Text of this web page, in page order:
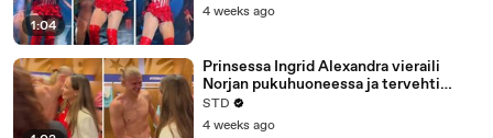
1:04
4 weeks ago
Prinsessa Ingrid Alexandra vieraili
Norjan pukuhuoneessa ja tervehti
Haalandia Brasilian putoamisen jälkeen
STD
4 weeks ago